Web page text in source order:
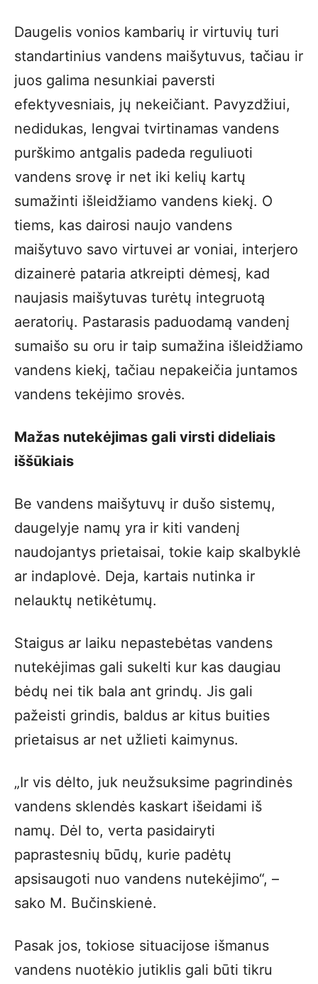
Daugelis vonios kambarių ir virtuvių turi
standartinius vandens maišytuvus, tačiau ir
juos galima nesunkiai paversti
efektyvesniais, jų nekeičiant. Pavyzdžiui,
nedidukas, lengvai tvirtinamas vandens
purškimo antgalis padeda reguliuoti
vandens srovę ir net iki kelių kartų
sumažinti išleidžiamo vandens kiekį. O
tiems, kas dairosi naujo vandens
maišytuvo savo virtuvei ar voniai, interjero
dizainerė pataria atkreipti dėmesį, kad
naujasis maišytuvas turėtų integruotą
aeratorių. Pastarasis paduodamą vandenį
sumaišo su oru ir taip sumažina išleidžiamo
vandens kiekį, tačiau nepakeičia juntamos
vandens tekėjimo srovės.
Mažas nutekėjimas gali virsti dideliais
iššūkiais
Be vandens maišytuvų ir dušo sistemų,
daugelyje namų yra ir kiti vandenį
naudojantys prietaisai, tokie kaip skalbyklė
ar indaplovė. Deja, kartais nutinka ir
nelauktų netikėtumų.
Staigus ar laiku nepastebėtas vandens
nutekėjimas gali sukelti kur kas daugiau
bėdų nei tik bala ant grindų. Jis gali
pažeisti grindis, baldus ar kitus buities
prietaisus ar net užlieti kaimynus.
„Ir vis dėlto, juk neužsuksime pagrindinės
vandens sklendės kaskart išeidami iš
namų. Dėl to, verta pasidairyti
paprastesnių būdų, kurie padėtų
apsisaugoti nuo vandens nutekėjimo“, –
sako M. Bučinskienė.
Pasak jos, tokiose situacijose išmanus
vandens nuotėkio jutiklis gali būti tikru